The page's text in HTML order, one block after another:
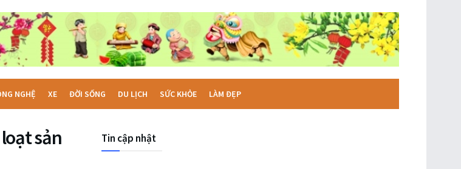
NGHỆ XE ĐỜI SỐNG DU LỊCH SỨC KHỎE LÀM ĐẸP
sản
Tin cập nhật